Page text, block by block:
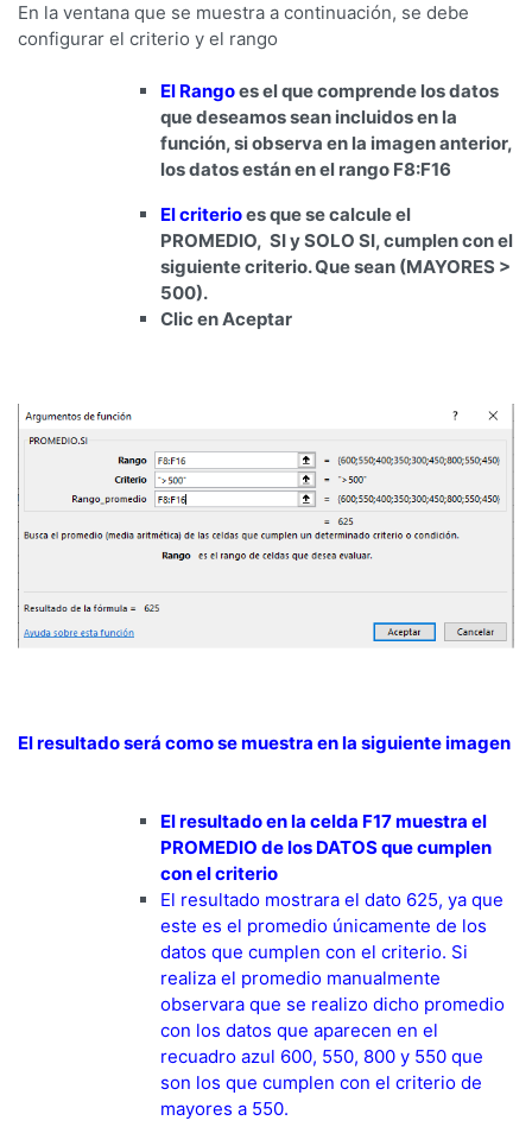
En la ventana que se muestra a continuación, se debe
configurar el criterio y el rango
El Rangoes el que comprende los datos
que deseamos sean incluidos en la
función, si observa en la imagen anterior,
los datos están en el rango F8:F16
El criterioes que se calcule el
PROMEDIO, SI y SOLO SI, cumplen con el
siguiente criterio. Que sean (MAYORES >
500).
Clic en Aceptar
El resultado será como se muestra en la siguiente imagen
El resultado en la celda F17 muestra el
PROMEDIO de los DATOS que cumplen
con el criterio
El resultado mostrara el dato 625, ya que
este es el promedio únicamente de los
datos que cumplen con el criterio. Si
realiza el promedio manualmente
observara que se realizo dicho promedio
con los datos que aparecen en el
recuadro azul 600, 550, 800 y 550 que
son los que cumplen con el criterio de
mayores a 550.